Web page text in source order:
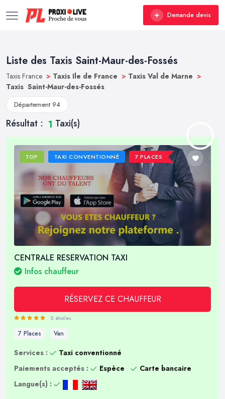
Demande devis
Liste des Taxis Saint-Maur-des-Fossés
Taxis France > Taxis Ile de France > Taxis Val de Marne >
Taxis Saint-Maur-des-Fossés
Département 94
Résultat : 1 Taxi(s)
TOP TAXI CONVENTIONNÉ 7 PLACES
CENTRALE RESERVATION TAXI
Infos chauffeur
RÉSERVEZ CE CHAUFFEUR
5 étoiles
7 Places Van
Services :
Taxi conventionné
Paiements acceptés :
Espèce
Carte bancaire
Langue(s) :